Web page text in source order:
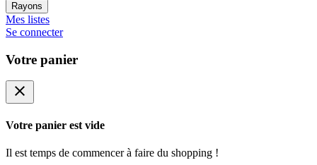
Rayons
Mes listes
Se connecter
Votre panier
close
Votre panier est vide
Il est temps de commencer à faire du shopping !